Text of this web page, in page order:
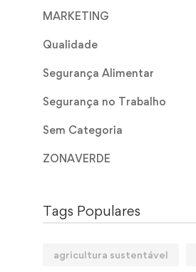
MARKETING
Qualidade
Segurança Alimentar
Segurança no Trabalho
Sem Categoria
ZONAVERDE
Tags Populares
agricultura sustentável